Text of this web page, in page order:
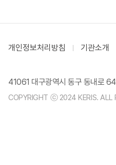
개인정보처리방침 기관소개
41061 대구광역시 동구 동내로
COPYRIGHT ⓒ 2024 KERIS. ALL